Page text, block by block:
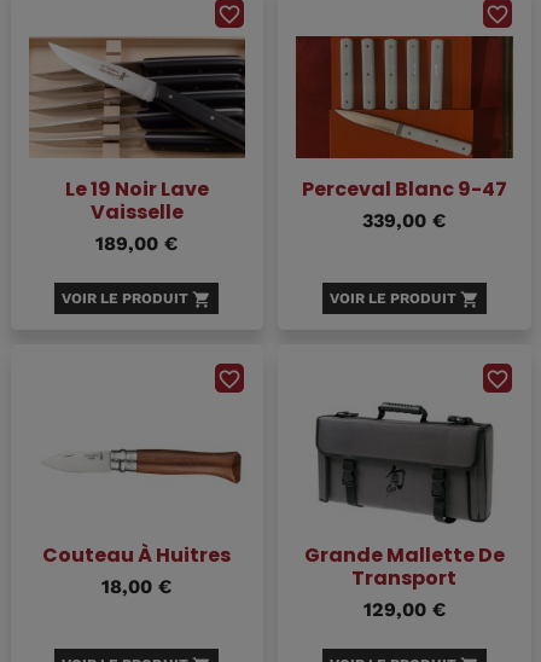
Le 19 Noir Lave
Vaisselle
189,00 €
VOIR LE PRODUIT shopping_cart
favorite_border
Perceval Blanc 9-47
339,00 €
VOIR LE PRODUIT shopping_cart
favorite_border
Couteau À Huitres
18,00 €
favorite_border
Grande Mallette De
Transport
129,00 €
favorite_border